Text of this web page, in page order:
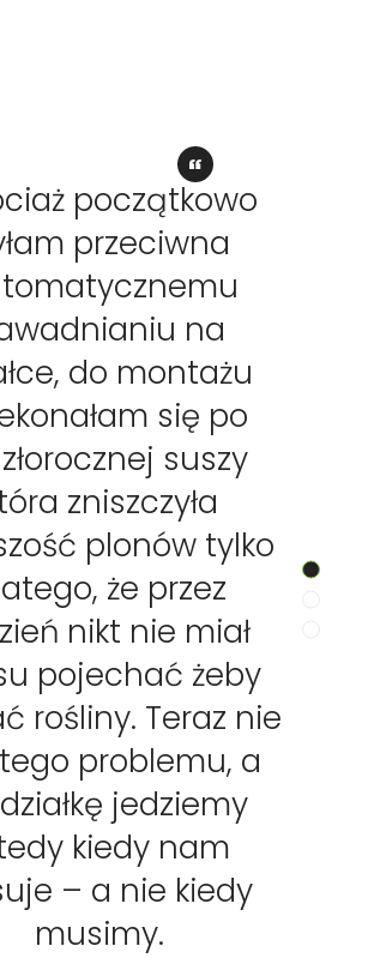
początkowo
przeciwna
na
do montażu
się po
suszy
zniszczyła
plonów tylko
że przez
nikt nie miał
pojechać żeby
rośliny. Teraz nie
problemu, a
jedziemy
kiedy nam
– a nie kiedy
musimy.